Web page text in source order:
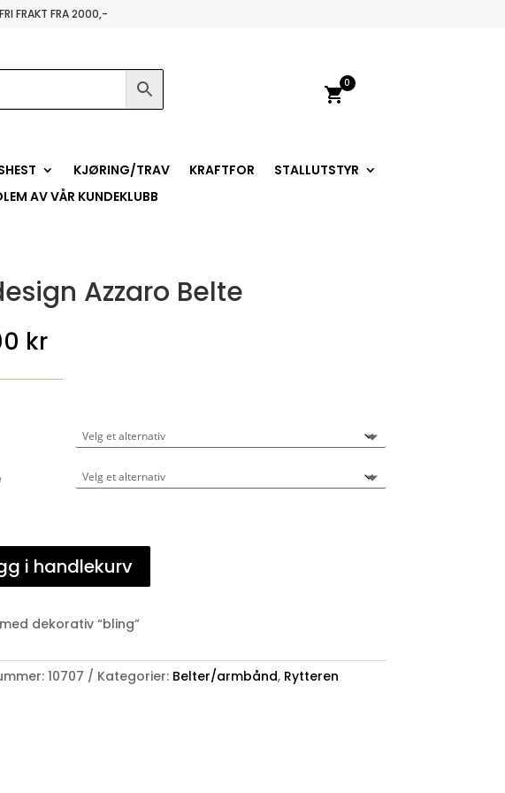
FRI FRAKT FRA 2000,-
shopping_cart
0
KJØRING/TRAV KRAFTFOR
STALLUTSTYR
AV VÅR KUNDEKLUBB
Azzaro Belte
kr
i handlekurv
dekorativ “bling”
10707 Kategorier: Belter/armbånd, Rytteren